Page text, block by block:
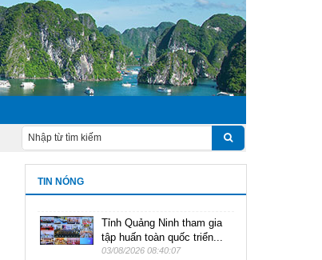
TIN NÓNG
Tỉnh Quảng Ninh tham gia
tập huấn toàn quốc triển...
03/08/2026 08:40:07